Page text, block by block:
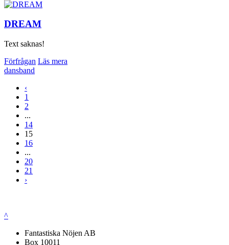
DREAM
Text saknas!
Förfrågan Läs mera
dansband
‹
1
2
...
14
15
16
...
20
21
›
^
Fantastiska Nöjen AB
Box 10011